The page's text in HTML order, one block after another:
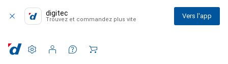
digitec
Trouvez et commandez plus vite Vers l'app
Paramètres
Compte client
Listes de comparaison
Listes d'envies
Panier